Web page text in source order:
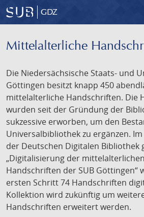
GDZ
Mittelalterliche
Die Niedersächsische Staats- und
Göttingen besitzt knapp 450
mittelalterliche Handschriften. Die
wurden seit der Gründung der
sukzessive erworben, um den
Universalbibliothek zu ergänzen.
der Deutschen Digitalen Bibliothek
„Digitalisierung der
Handschriften der SUB Göttingen“
ersten Schritt 74 Handschriften
Kollektion wird zukünftig um
Handschriften erweitert werden.